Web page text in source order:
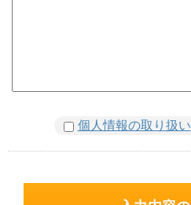
個人情報の取り扱い